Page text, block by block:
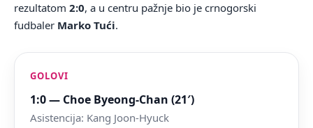
rezultatom 2:0, a u centru pažnje bio je crnogorski
fudbaler Marko Tući.
GOLOVI
1:0 — Choe Byeong-Chan (21′)
Asistencija: Kang Joon-Hyuck